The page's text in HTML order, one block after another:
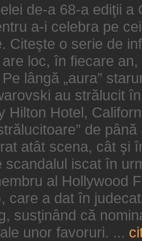
de-a 68-a ediţii
a-i celebra pe
Citeşte o serie de
loc, în fiecare
lângă „aura”
au strălucit
Hilton Hotel,
de
atât scena, cât şi
scandalul iscat în
al Hollywood
care a dat în
susţinând că
unor favoruri. ...